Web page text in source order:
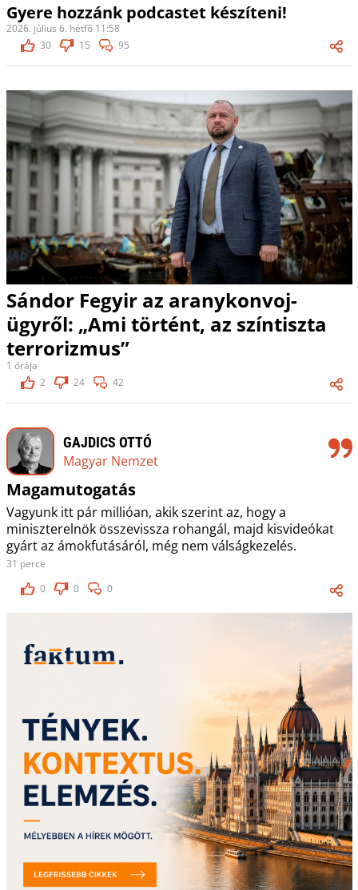
Gyere hozzánk podcastet készíteni!
2026. július 6. hétfő 11:58
30
15 95
Sándor Fegyir az aranykonvoj-
ügyről: „Ami történt, az színtiszta
terrorizmus”
1 órája
2
24 42
GAJDICS OTTÓ
Magyar Nemzet
Magamutogatás
Vagyunk itt pár millióan, akik szerint az, hogy a
miniszterelnök összevissza rohangál, majd kisvideókat
gyárt az ámokfutásáról, még nem válságkezelés.
31 perce
0
0 0